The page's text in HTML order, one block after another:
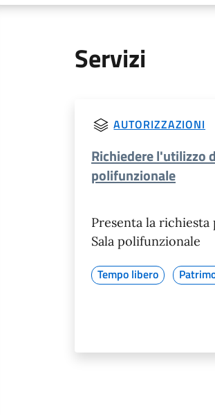
Servizi
AUTORIZZAZIONI
Richiedere l'utilizzo
polifunzionale
Presenta la
Sala polifunzionale
Tempo libero